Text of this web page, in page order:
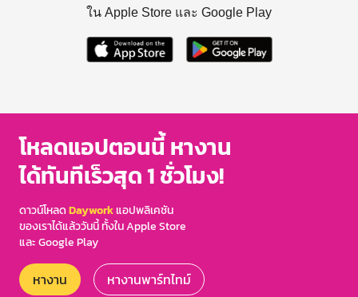
ใน Apple Store และ Google Play
โหลดแอปตอนนี้ หางาน
ได้ทันทีเร็วสุด 1 ชั่วโมง!
ดาวน์โหลดDayworkแอปพลิเคชัน
ของเราได้แล้ววันนี้ ทั้งใน Apple Store
และ Google Play
หางาน หางานพาร์ทไทม์